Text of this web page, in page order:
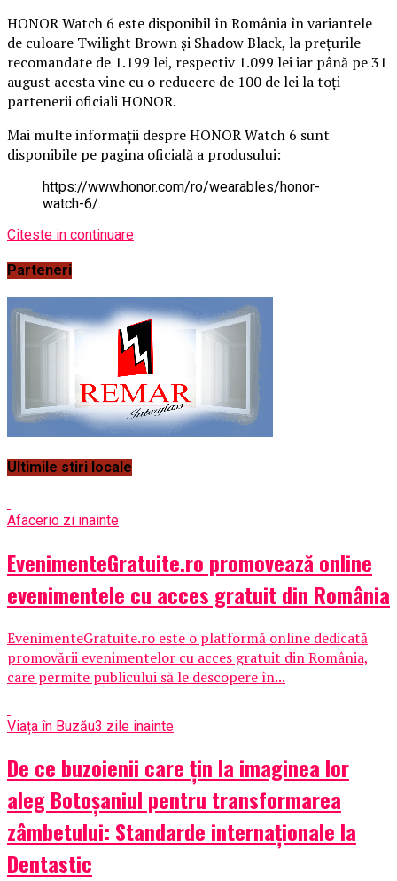
HONOR Watch 6 este disponibil în România în variantele
de culoare Twilight Brown și Shadow Black, la prețurile
recomandate de 1.199 lei, respectiv 1.099 lei iar până pe 31
august acesta vine cu o reducere de 100 de lei la toți
partenerii oficiali HONOR.
Mai multe informații despre HONOR Watch 6 sunt
disponibile pe pagina oficială a produsului:
https://www.honor.com/ro/wearables/honor-
watch-6/.
Citeste in continuare
Parteneri
Ultimile stiri locale
Afacerio zi inainte
EvenimenteGratuite.ro promovează online
evenimentele cu acces gratuit din România
EvenimenteGratuite.ro este o platformă online dedicată
promovării evenimentelor cu acces gratuit din România,
care permite publicului să le descopere în...
Viața în Buzău3 zile inainte
De ce buzoienii care țin la imaginea lor
aleg Botoșaniul pentru transformarea
zâmbetului: Standarde internaționale la
Dentastic